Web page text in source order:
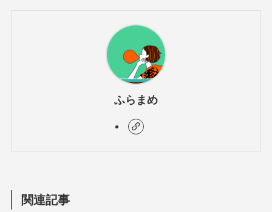
ふらまめ
関連記事